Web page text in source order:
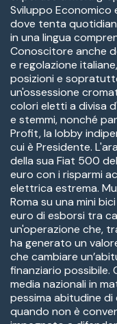
Sviluppo Economico
dove tenta
in una lingua
Conoscitore anche
e regolazione
posizioni e
un'ossessione
colori eletti a divisa
e stemmi, nonché
Profit, la lobby
cui è Presidente.
della sua Fiat 500
euro con i risparmi
elettrica estrema.
Roma su una mini
euro di esborsi tra
un'operazione che,
ha generato un
che cambiare
finanziario possibile.
media nazionali in
pessima abitudine di
quando non è